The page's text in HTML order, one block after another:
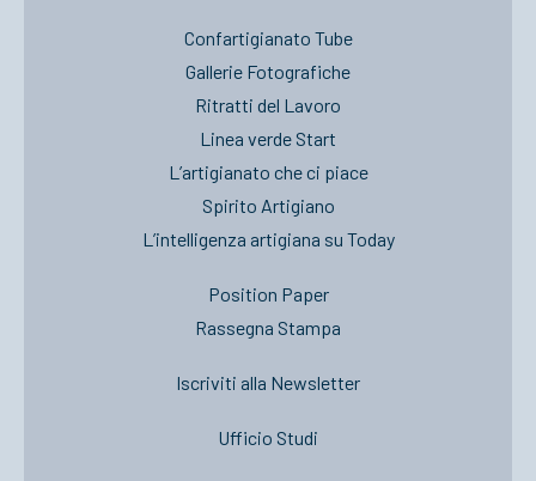
Confartigianato Tube
Gallerie Fotografiche
Ritratti del Lavoro
Linea verde Start
L’artigianato che ci piace
Spirito Artigiano
L’intelligenza artigiana su Today
Position Paper
Rassegna Stampa
Iscriviti alla Newsletter
Ufficio Studi